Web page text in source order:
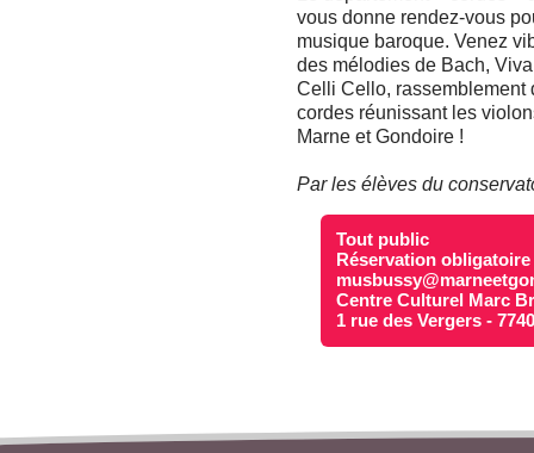
vous donne rendez-vous
musique baroque. Venez
des mélodies de Bach,
Celli Cello, rassemblement
cordes réunissant les
Marne et Gondoire !
Par les élèves du
Tout public
Réservation obligatoire
Centre Culturel Marc
1 rue des Vergers -